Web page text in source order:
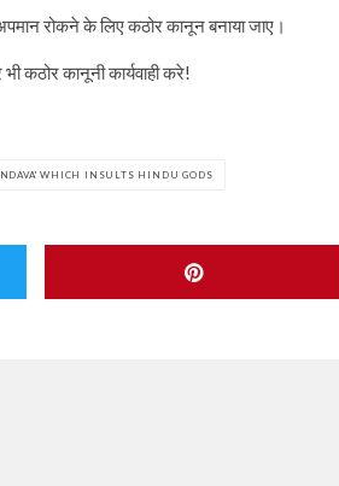
रोकने के लिए कठोर कानून बनाया जाए।
कठोर कानूनी कार्यवाही करे!
WHICH INSULTS HINDU GODS